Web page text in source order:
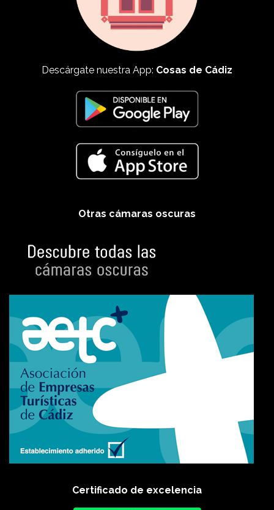
Descárgate nuestra App: Cosas de Cádiz
Otras cámaras oscuras
Certificado de excelencia